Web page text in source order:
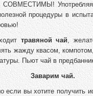
Употребляя
процедуры в
травяной чай,
жажду квасом,
Пьют чай в
Заварим чай.
вы хотите получить